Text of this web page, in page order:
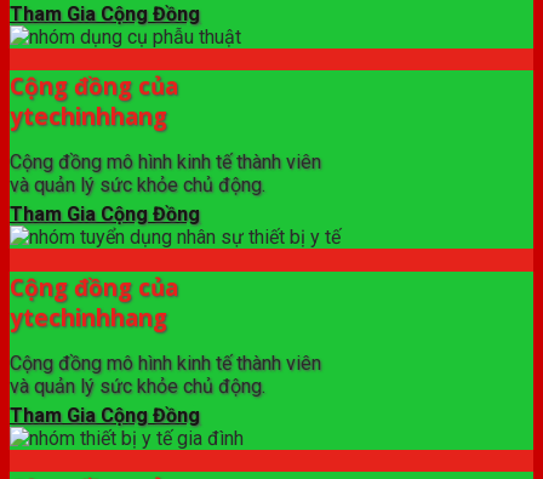
Tham Gia Cộng Đồng
Cộng đồng của
ytechinhhang
Cộng đồng mô hình kinh tế thành viên
và quản lý sức khỏe chủ động.
Tham Gia Cộng Đồng
Cộng đồng của
ytechinhhang
Cộng đồng mô hình kinh tế thành viên
và quản lý sức khỏe chủ động.
Tham Gia Cộng Đồng